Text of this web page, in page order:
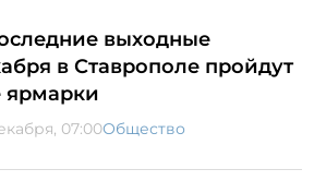
выходные
в Ставрополе пройдут
ярмарки
07:00Общество